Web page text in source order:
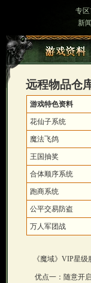
专
新
远程物品仓
游戏特色资料
花仙子系统
魔法飞鸽
王国抽奖
合体顺序系统
跑商系统
公平交易防盗
万人军团战
《魔域》VIP星级
优点一：随意开启